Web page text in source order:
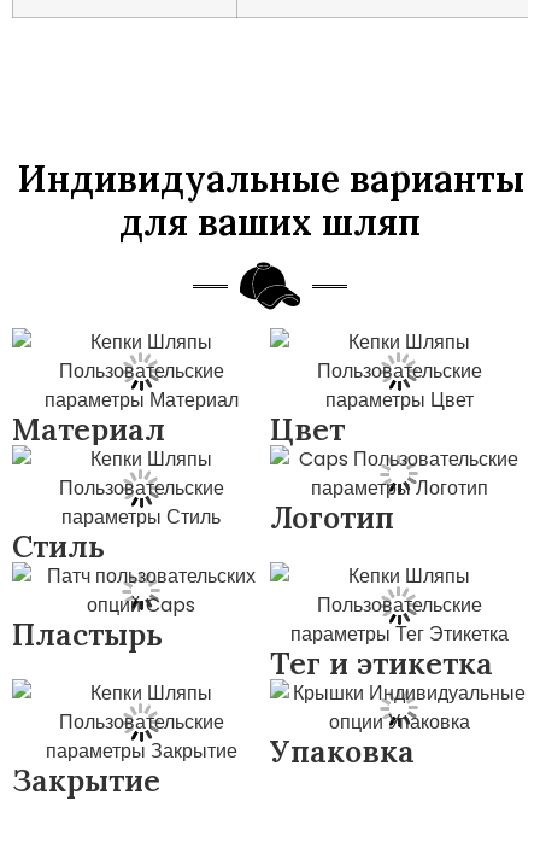
Индивидуальные варианты
для ваших шляп
Материал Цвет
Стиль
Логотип
Пластырь
Тег и этикетка
Закрытие
Упаковка